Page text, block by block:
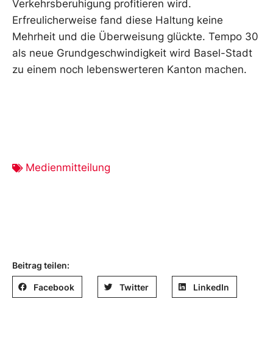
Verkehrsberuhigung profitieren wird.
Erfreulicherweise fand diese Haltung keine
Mehrheit und die Überweisung glückte. Tempo 30
als neue Grundgeschwindigkeit wird Basel-Stadt
zu einem noch lebenswerteren Kanton machen.
Medienmitteilung
Beitrag teilen:
Facebook Twitter LinkedIn